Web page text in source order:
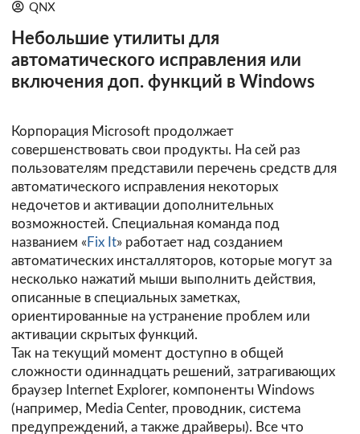
QNX
Небольшие утилиты для
автоматического исправления или
включения доп. функций в Windows
Корпорация Microsoft продолжает
совершенствовать свои продукты. На сей раз
пользователям представили перечень средств для
автоматического исправления некоторых
недочетов и активации дополнительных
возможностей. Специальная команда под
названием « Fix It» работает над созданием
автоматических инсталляторов, которые могут за
несколько нажатий мыши выполнить действия,
описанные в специальных заметках,
ориентированные на устранение проблем или
активации скрытых функций.
Так на текущий момент доступно в общей
сложности одиннадцать решений, затрагивающих
браузер Internet Explorer, компоненты Windows
(например, Media Center, проводник, система
предупреждений, а также драйверы). Все что